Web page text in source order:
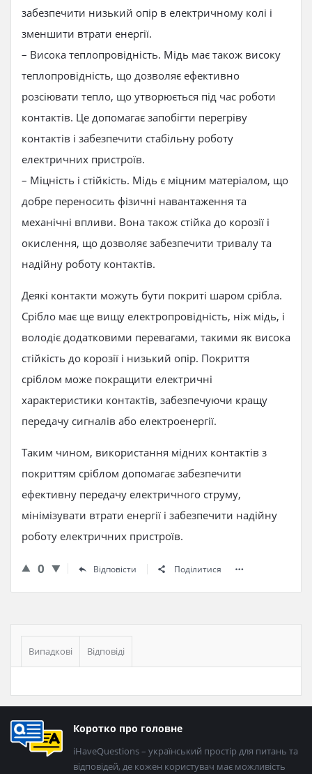
забезпечити низький опір в електричному колі і
зменшити втрати енергії.
– Висока теплопровідність. Мідь має також високу
теплопровідність, що дозволяє ефективно
розсіювати тепло, що утворюється під час роботи
контактів. Це допомагає запобігти перегріву
контактів і забезпечити стабільну роботу
електричних пристроїв.
– Міцність і стійкість. Мідь є міцним матеріалом, що
добре переносить фізичні навантаження та
механічні впливи. Вона також стійка до корозії і
окислення, що дозволяє забезпечити тривалу та
надійну роботу контактів.
Деякі контакти можуть бути покриті шаром срібла.
Срібло має ще вищу електропровідність, ніж мідь, і
володіє додатковими перевагами, такими як висока
стійкість до корозії і низький опір. Покриття
сріблом може покращити електричні
характеристики контактів, забезпечуючи кращу
передачу сигналів або електроенергії.
Таким чином, використання мідних контактів з
покриттям сріблом допомагає забезпечити
ефективну передачу електричного струму,
мінімізувати втрати енергії і забезпечити надійну
роботу електричних пристроїв.
0 Відповісти Поділитися
Бічна
панель
Випадкові Відповіді
Нижній
колонтитул
Коротко про головне
iHaveQuestions – український простір для питань та
відповідей, де кожен користувач має можливість